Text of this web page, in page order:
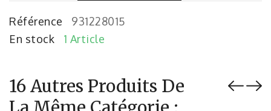
Référence
931228015
En stock
1 Article
16 Autres Produits De